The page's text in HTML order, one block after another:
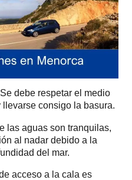
debe respetar el medio
consigo la basura.
las aguas son tranquilas,
al nadar debido a la
del mar.
acceso a la cala es